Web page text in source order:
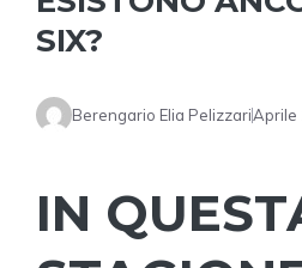
SIX?
Berengario Elia PelizzariAprile
IN